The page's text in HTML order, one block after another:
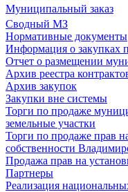
Муниципальный заказ
Сводный МЗ
Нормативные документы
Информация о закупках
Отчет о размещении
Архив реестра
Архив закупок
Закупки вне системы
Торги по продаже
земельные участки
Торги по продаже прав
собственности
Продажа прав на
Партнеры
Реализация